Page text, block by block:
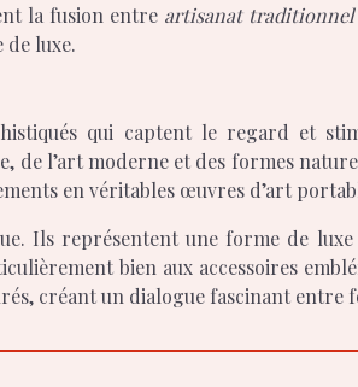
la fusion entre artisanat traditionnel
de luxe.
qui captent le regard et
l’art moderne et des formes
en véritables œuvres d’art
Ils représentent une forme de
bien aux accessoires
créant un dialogue fascinant entre